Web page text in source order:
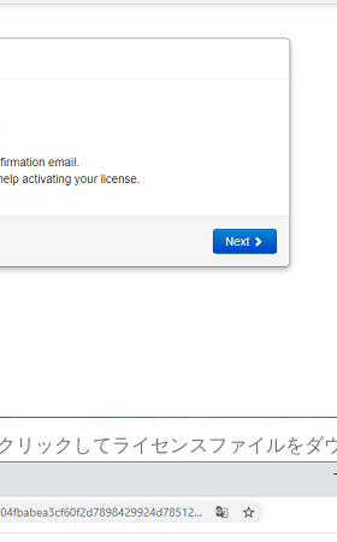
リックしてライセンスファイルをダ